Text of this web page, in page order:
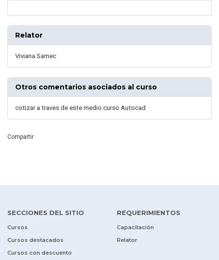
Relator
Viviana Samec
Otros comentarios asociados al curso
cotizar a traves de este medio curso Autocad
Compartir
SECCIONES DEL SITIO
Cursos
Cursos destacados
Cursos con descuento
REQUERIMIENTOS
Capacitación
Relator